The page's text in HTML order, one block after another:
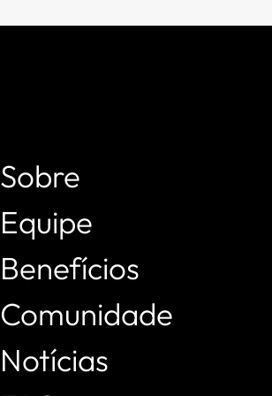
Sobre
Equipe
Benefícios
Comunidade
Notícias